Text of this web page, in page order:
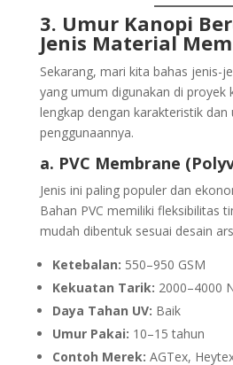
3. Umur Kanopi
Jenis Material
Sekarang, mari kita bahas jenis-
yang umum digunakan di proyek
lengkap dengan karakteristik dan
penggunaannya.
a. PVC Membrane
Jenis ini paling populer dan
Bahan PVC memiliki fleksibilitas
mudah dibentuk sesuai desain
Ketebalan: 550–950 GSM
Kekuatan Tarik: 2000–4000
Daya Tahan UV: Baik
Umur Pakai: 10–15 tahun
Contoh Merek: AGTex,